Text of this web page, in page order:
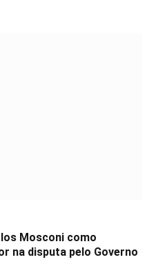
Mosconi como
na disputa pelo Governo